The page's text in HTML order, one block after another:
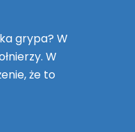
grypa? W
W
że to